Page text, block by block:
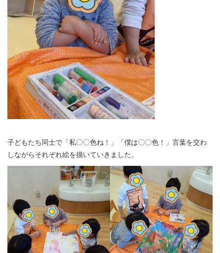
子どもたち同士で「私〇〇色ね！」「僕は〇〇色！」言葉を交わ
しながらそれぞれ絵を描いていきました。